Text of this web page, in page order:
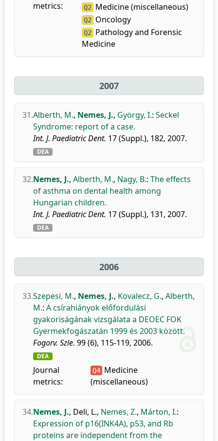
metrics:
Q2 Medicine (miscellaneous)
Q2 Oncology
Q2 Pathology and Forensic
Medicine
2007
31.Alberth, M., Nemes, J., György, I.: Seckel
Syndrome: report of a case.
Int. J. Paediatric Dent. 17 (Suppl.), 182, 2007.
DEA
32.Nemes, J., Alberth, M., Nagy, B.: The effects
of asthma on dental health among
Hungarian children.
Int. J. Paediatric Dent. 17 (Suppl.), 131, 2007.
DEA
2006
33.Szepesi, M., Nemes, J., Kovalecz, G., Alberth,
M.: A csírahiányok előfordulási
gyakoriságának vizsgálata a DEOEC FOK
Gyermekfogászatán 1999 és 2003 között.
Fogorv. Szle. 99 (6), 115-119, 2006.
DEA
Journal
metrics:
Q4 Medicine
(miscellaneous)
34.Nemes, J., Deli, L., Nemes, Z., Márton, I.:
Expression of p16(INK4A), p53, and Rb
proteins are independent from the